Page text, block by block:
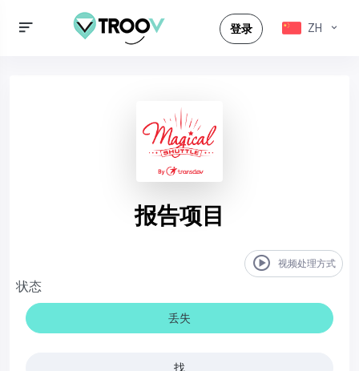
登录 ZH
报告项目
视频处理方式
状态
丢失
找